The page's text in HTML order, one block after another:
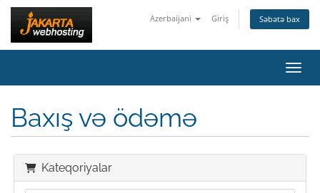
Azerbaijani Giriş Səbətə bax
Baxış və ödəmə
Kateqoriyalar